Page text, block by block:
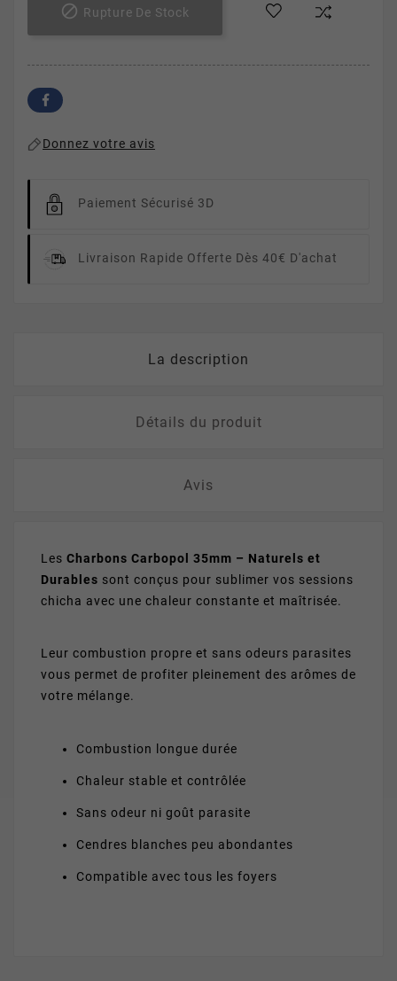
 Rupture De Stock
Donnez votre avis
Paiement Sécurisé 3D
Livraison Rapide Offerte Dès 40€ D'achat
La description
Détails du produit
Avis
Les Charbons Carbopol 35mm – Naturels et
Durables sont conçus pour sublimer vos sessions
chicha avec une chaleur constante et maîtrisée.
Leur combustion propre et sans odeurs parasites
vous permet de profiter pleinement des arômes de
votre mélange.
Combustion longue durée
Chaleur stable et contrôlée
Sans odeur ni goût parasite
Cendres blanches peu abondantes
Compatible avec tous les foyers